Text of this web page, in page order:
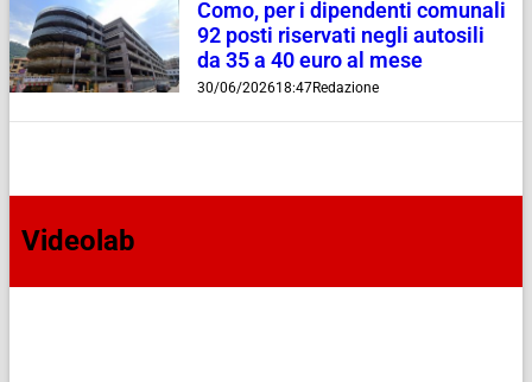
Como, per i dipendenti comunali
92 posti riservati negli autosili
da 35 a 40 euro al mese
30/06/202618:47Redazione
Videolab